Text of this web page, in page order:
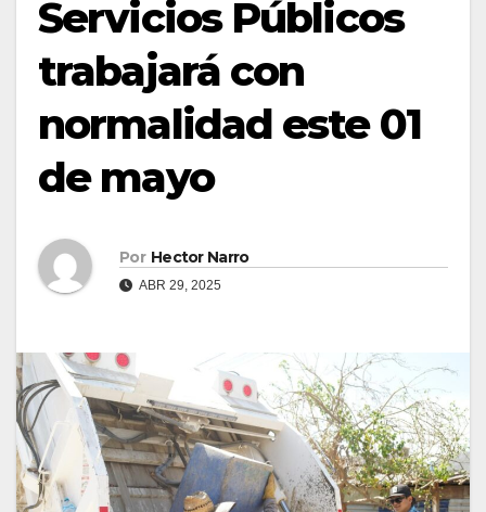
Servicios Públicos
trabajará con
normalidad este 01
de mayo
Por Hector Narro
ABR 29, 2025